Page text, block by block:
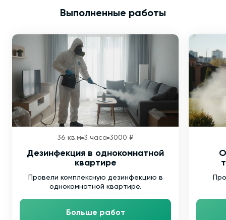
Выполненные работы
36 кв.м 3 часа 3000 ₽
Дезинфекция в однокомнатной
квартире
Провели комплексную дезинфекцию в
однокомнатной квартире.
Больше работ